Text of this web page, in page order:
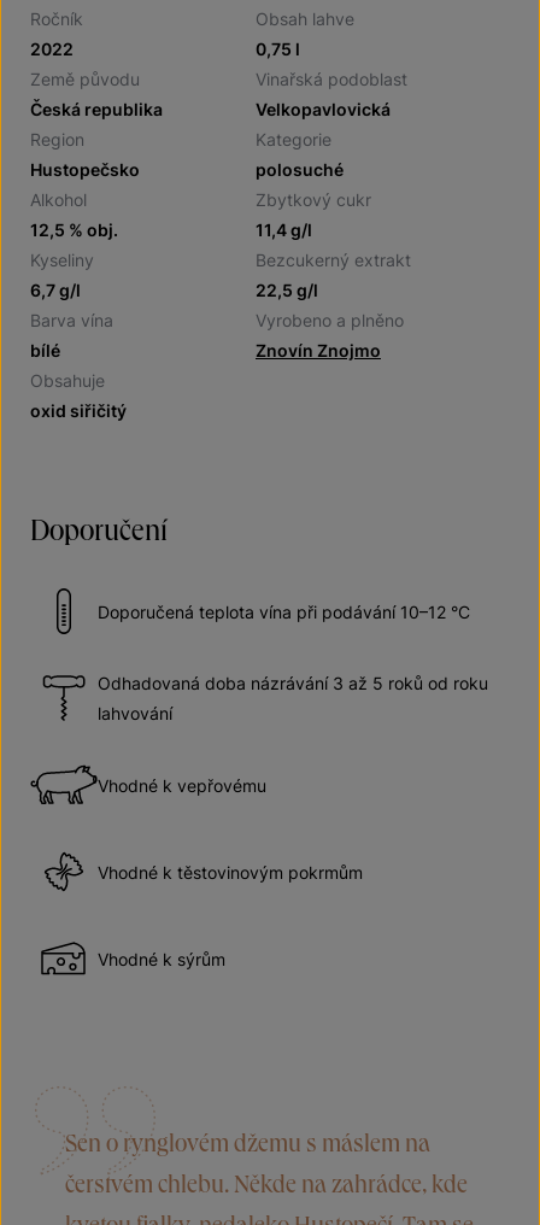
Ročník
2022
Obsah lahve
0,75 l
Země původu
Česká republika
Vinařská podoblast
Velkopavlovická
Region
Hustopečsko
Kategorie
polosuché
Alkohol
12,5 % obj.
Zbytkový cukr
11,4 g/l
Kyseliny
6,7 g/l
Bezcukerný extrakt
22,5 g/l
Barva vína
bílé
Vyrobeno a plněno
Znovín Znojmo
Obsahuje
oxid siřičitý
Doporučení
Doporučená teplota vína při podávání 10–12 °C
Odhadovaná doba názrávání 3 až 5 roků od roku
lahvování
Vhodné k vepřovému
Vhodné k těstovinovým pokrmům
Vhodné k sýrům
Sen o rynglovém džemu s máslem na
čerstvém chlebu. Někde na zahrádce, kde